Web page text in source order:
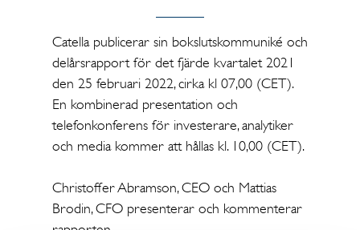
Catella publicerar sin bokslutskommuniké och
delårsrapport för det fjärde kvartalet 2021
den 25 februari 2022, cirka kl 07,00 (CET).
En kombinerad presentation och
telefonkonferens för investerare, analytiker
och media kommer att hållas kl. 10,00 (CET).
Christoffer Abramson, CEO och Mattias
Brodin, CFO presenterar och kommenterar